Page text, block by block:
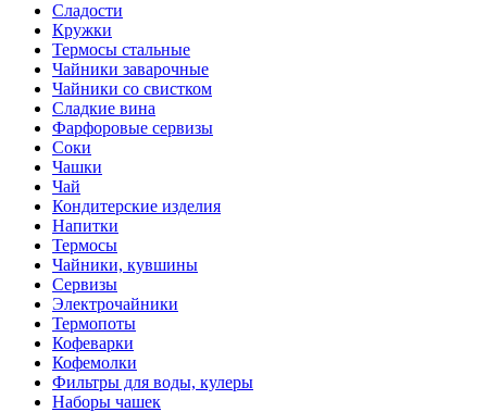
Сладости
Кружки
Термосы стальные
Чайники заварочные
Чайники со свистком
Сладкие вина
Фарфоровые сервизы
Соки
Чашки
Чай
Кондитерские изделия
Напитки
Термосы
Чайники, кувшины
Сервизы
Электрочайники
Термопоты
Кофеварки
Кофемолки
Фильтры для воды, кулеры
Наборы чашек